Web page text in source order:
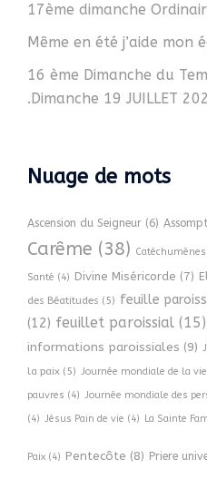
17ème dimanche
Même en été j’aide mon
16 ème Dimanche du
.Dimanche 19 JUILLET
Nuage de mots
Ascension du Seigneur (6)
Carême (38) Catéchumènes
Santé (4) Divine Miséricorde (7)
des Béatitudes (5) feuille
(12) feuillet paroissial (15)
informations paroissiales (9)
la paix (5) Journée mondiale de la
pauvres (4) Journée mondiale des
(4) Jésus Pain de vie (4) La Sainte
Paix (4) Pentecôte (8) Priere